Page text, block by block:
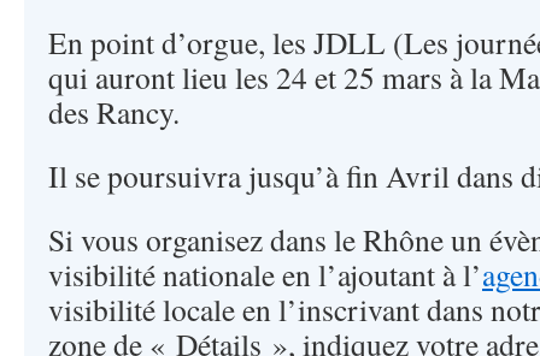
En point d’orgue, les JDLL (Les
qui auront lieu les 24 et 25 mars à la
des Rancy.
Il se poursuivra jusqu’à fin Avril dans
Si vous organisez dans le Rhône un
visibilité nationale en l’ajoutant à l’
visibilité locale en l’inscrivant dans
zone de « Détails », indiquez votre